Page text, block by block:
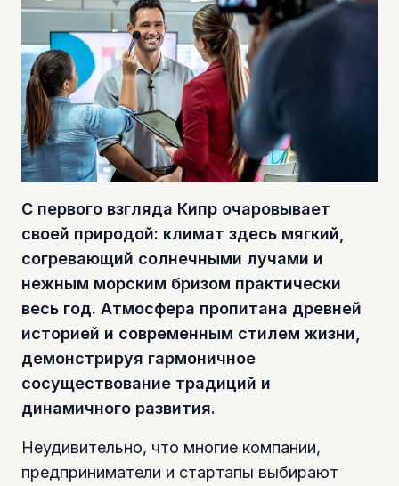
С первого взгляда Кипр очаровывает
своей природой: климат здесь мягкий,
согревающий солнечными лучами и
нежным морским бризом практически
весь год. Атмосфера пропитана древней
историей и современным стилем жизни,
демонстрируя гармоничное
сосуществование традиций и
динамичного развития.
Неудивительно, что многие компании,
предприниматели и стартапы выбирают